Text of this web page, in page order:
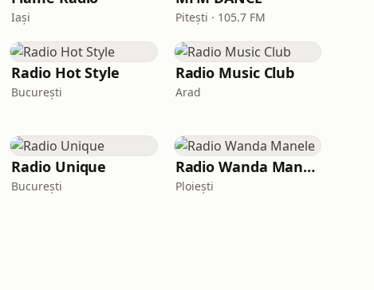
Iași Pitești · 105.7 FM
Radio Hot Style
București
Radio Music Club
Arad
Radio Unique
București
Radio Wanda Manele
Ploiești